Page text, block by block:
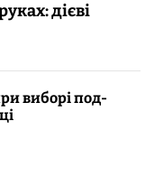
дієві
виборі под-